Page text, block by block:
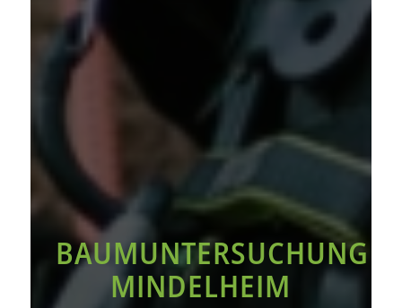
BAUMUNTERSUCHUNG
MINDELHEIM